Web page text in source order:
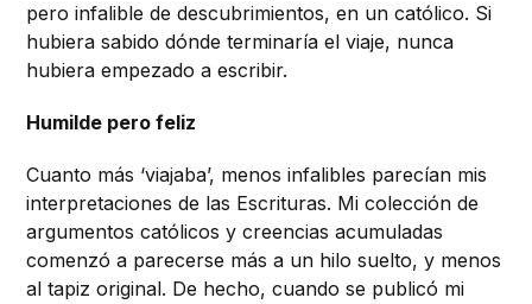
pero infalible de descubrimientos, en un católico. Si
hubiera sabido dónde terminaría el viaje, nunca
hubiera empezado a escribir.
Humilde pero feliz
Cuanto más ‘viajaba’, menos infalibles parecían mis
interpretaciones de las Escrituras. Mi colección de
argumentos católicos y creencias acumuladas
comenzó a parecerse más a un hilo suelto, y menos
al tapiz original. De hecho, cuando se publicó mi